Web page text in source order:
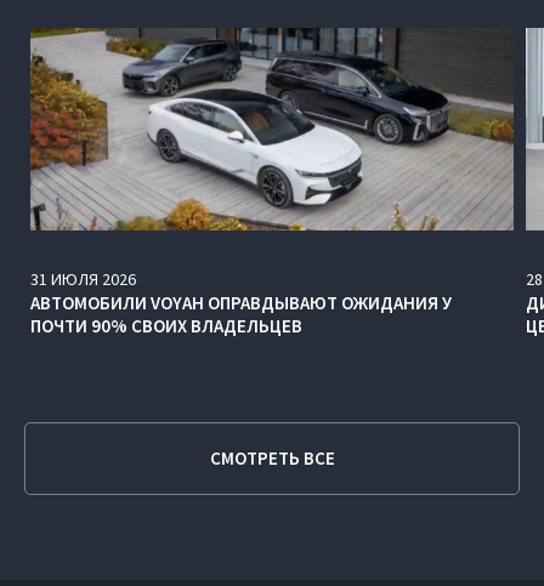
31 ИЮЛЯ 2026
АВТОМОБИЛИ VOYAH ОПРАВДЫВАЮТ ОЖИДАНИЯ У
ПОЧТИ 90% СВОИХ ВЛАДЕЛЬЦЕВ
28
СМОТРЕТЬ ВСЕ